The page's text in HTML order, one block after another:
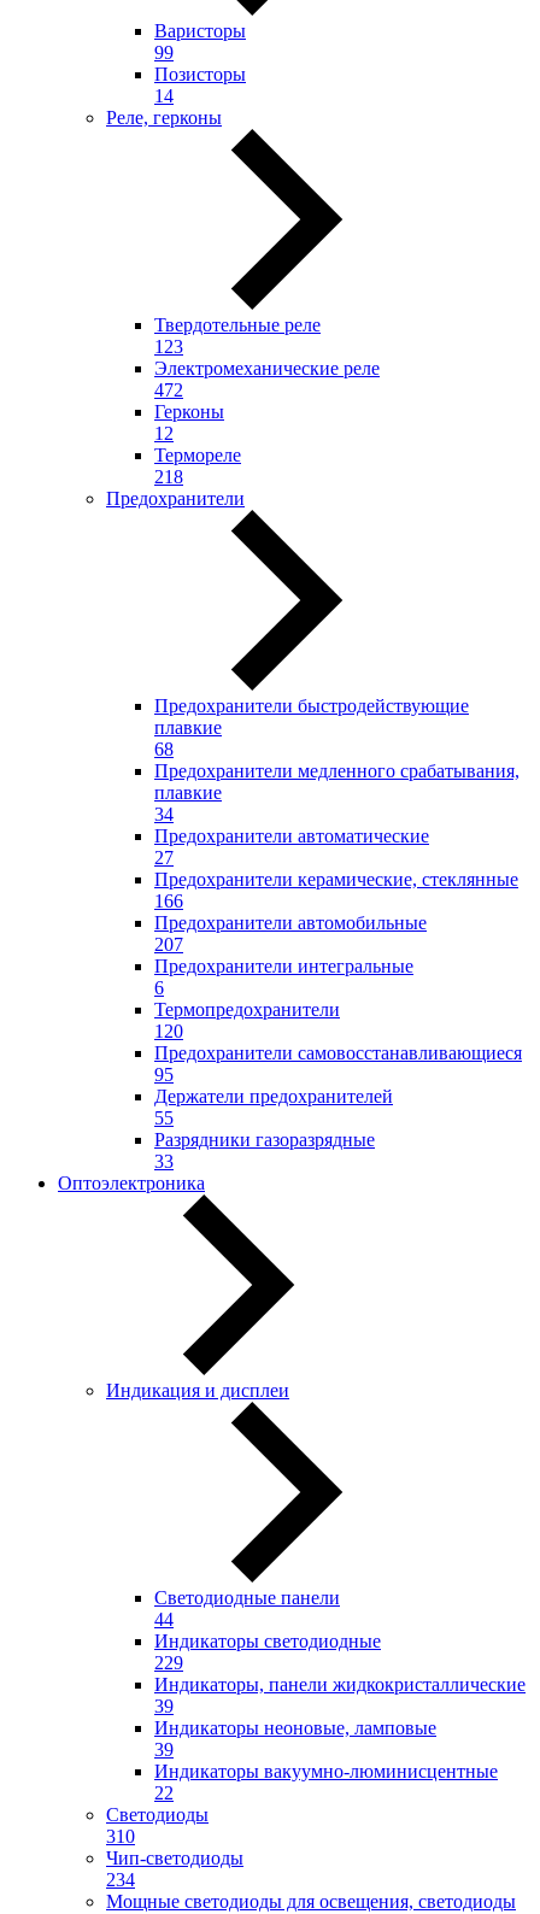
Варисторы
99
Позисторы
14
Реле, герконы
Твердотельные реле
123
Электромеханические реле
472
Герконы
12
Термореле
218
Предохранители
Предохранители быстродействующие
плавкие
68
Предохранители медленного срабатывания,
плавкие
34
Предохранители автоматические
27
Предохранители керамические, стеклянные
166
Предохранители автомобильные
207
Предохранители интегральные
6
Термопредохранители
120
Предохранители самовосстанавливающиеся
95
Держатели предохранителей
55
Разрядники газоразрядные
33
Оптоэлектроника
Индикация и дисплеи
Светодиодные панели
44
Индикаторы светодиодные
229
Индикаторы, панели жидкокристаллические
39
Индикаторы неоновые, ламповые
39
Индикаторы вакуумно-люминисцентные
22
Светодиоды
310
Чип-светодиоды
234
Мощные светодиоды для освещения, светодиоды